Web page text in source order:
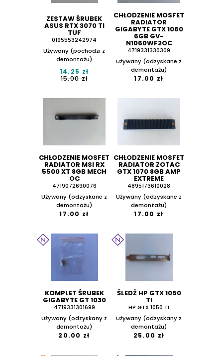
ZESTAW ŚRUBEK
ASUS RTX 3070 TI
TUF
0195553242974
Używany (pochodzi z
demontażu)
14.25 zł
15.00 zł
CHŁODZENIE MOSFET
RADIATOR
GIGABYTE GTX 1060
6GB GV-
N1060WF2OC
4719331330309
Używany (odzyskane z
demontażu)
17.00 zł
CHŁODZENIE MOSFET
RADIATOR MSI RX
5500 XT 8GB MECH
OC
4719072690076
Używany (odzyskane z
demontażu)
17.00 zł
CHŁODZENIE MOSFET
RADIATOR ZOTAC
GTX 1070 8GB AMP
EXTREME
4895173610028
Używany (odzyskane z
demontażu)
17.00 zł
KOMPLET ŚRUBEK
GIGABYTE GT 1030
4719331301699
Używany (odzyskany z
demontażu)
20.00 zł
ŚLEDŹ HP GTX 1050
TI
HP GTX 1050 TI
Używany (odzyskany z
demontażu)
25.00 zł